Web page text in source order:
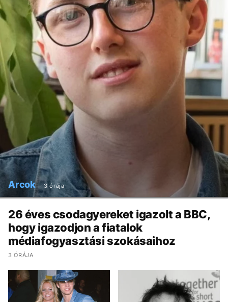
Arcok 3 órája
26 éves csodagyereket igazolt a BBC,
hogy igazodjon a fiatalok
médiafogyasztási szokásaihoz
3 ÓRÁJA